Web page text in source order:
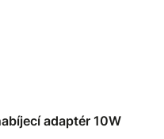
adaptér 10W